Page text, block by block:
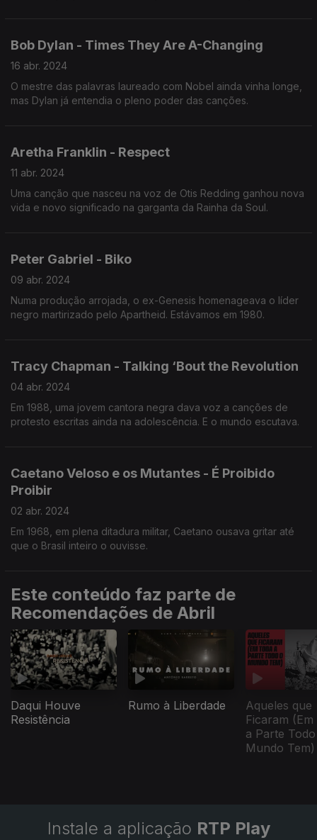
Bob Dylan - Times They Are A-Changing
16 abr. 2024
O mestre das palavras laureado com Nobel ainda vinha longe,
mas Dylan já entendia o pleno poder das canções.
Aretha Franklin - Respect
11 abr. 2024
Uma canção que nasceu na voz de Otis Redding ganhou nova
vida e novo significado na garganta da Rainha da Soul.
Peter Gabriel - Biko
09 abr. 2024
Numa produção arrojada, o ex-Genesis homenageava o líder
negro martirizado pelo Apartheid. Estávamos em 1980.
Tracy Chapman - Talking ‘Bout the Revolution
04 abr. 2024
Em 1988, uma jovem cantora negra dava voz a canções de
protesto escritas ainda na adolescência. E o mundo escutava.
Caetano Veloso e os Mutantes - É Proibido
Proibir
02 abr. 2024
Em 1968, em plena ditadura militar, Caetano ousava gritar até
que o Brasil inteiro o ouvisse.
Este conteúdo faz parte de
Recomendações de Abril
Daqui Houve
Resistência
Rumo à Liberdade
Aqueles que
Ficaram (Em
a Parte
Mundo Tem)
Instale a aplicação RTP Play